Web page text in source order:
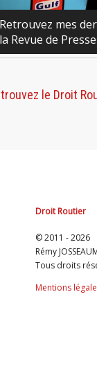
articles
le Droit
Droit Routier
© 2011 - 2026
Rémy
Tous droits
Mentions